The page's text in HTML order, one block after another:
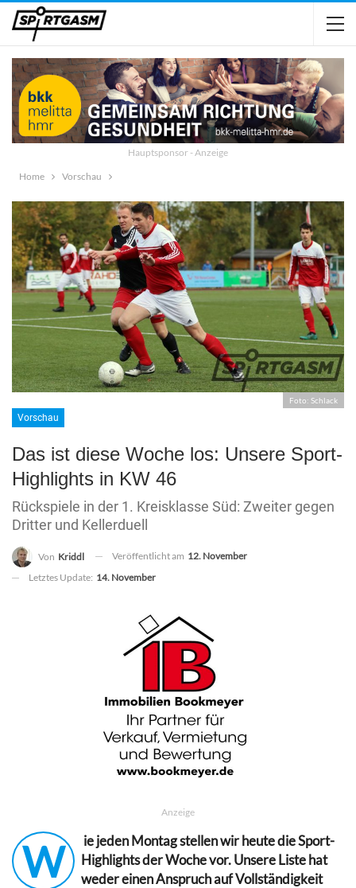
Hauptsponsor - Anzeige
Home
Vorschau
Foto: Schlack
Vorschau
Das ist diese Woche los: Unsere Sport-
Highlights in KW 46
Rückspiele in der 1. Kreisklasse Süd: Zweiter gegen
Dritter und Kellerduell
Von Kriddl Veröffentlicht am 12. November
Letztes Update: 14. November
Anzeige
W
ie jeden Montag stellen wir heute die Sport-
Highlights der Woche vor. Unsere Liste hat
weder einen Anspruch auf Vollständigkeit